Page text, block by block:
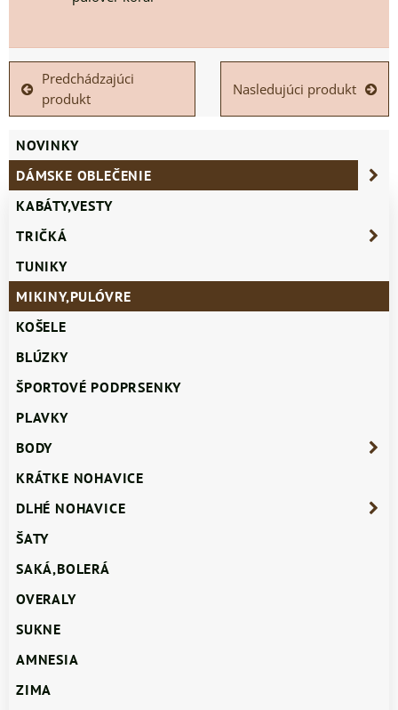
Predchádzajúci
produkt
Nasledujúci produkt
NOVINKY
DÁMSKE OBLEČENIE
KABÁTY,VESTY
TRIČKÁ
TUNIKY
MIKINY,PULÓVRE
KOŠELE
BLÚZKY
ŠPORTOVÉ PODPRSENKY
PLAVKY
BODY
KRÁTKE NOHAVICE
DLHÉ NOHAVICE
ŠATY
SAKÁ,BOLERÁ
OVERALY
SUKNE
AMNESIA
ZIMA